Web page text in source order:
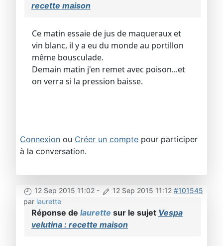
recette maison
Ce matin essaie de jus de maqueraux et
vin blanc, il y a eu du monde au portillon
même bousculade.
Demain matin j'en remet avec poison...et
on verra si la pression baisse.
Connexion ou Créer un compte pour participer
à la conversation.
12 Sep 2015 11:02 - 12 Sep 2015 11:12 #101545
par laurette
Réponse de laurette sur le sujet Vespa
velutina : recette maison